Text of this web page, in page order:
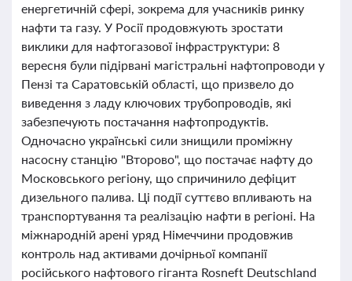
енергетичній сфері, зокрема для учасників ринку
нафти та газу. У Росії продовжують зростати
виклики для нафтогазової інфраструктури: 8
вересня були підірвані магістральні нафтопроводи у
Пензі та Саратовській області, що призвело до
виведення з ладу ключових трубопроводів, які
забезпечують постачання нафтопродуктів.
Одночасно українські сили знищили проміжну
насосну станцію "Второво", що постачає нафту до
Московського регіону, що спричинило дефіцит
дизельного палива. Ці події суттєво впливають на
транспортування та реалізацію нафти в регіоні. На
міжнародній арені уряд Німеччини продовжив
контроль над активами дочірньої компанії
російського нафтового гіганта Rosneft Deutschland